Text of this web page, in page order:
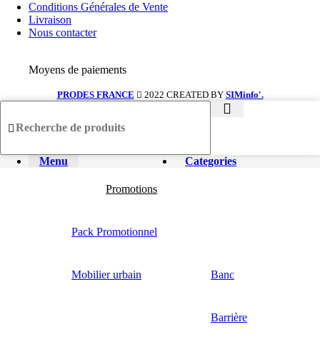
Conditions Générales de Vente
Livraison
Nous contacter
Moyens de paiements
PRODES FRANCE 2022 CREATED BY SIMinfo'.
Menu Categories
Promotions
Pack Promotionnel
Mobilier urbain Banc
Barrière